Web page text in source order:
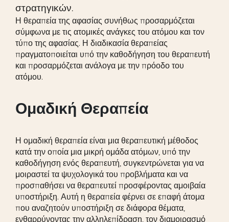
στρατηγικών.
Η θεραπεία της αφασίας συνήθως προσαρμόζεται
σύμφωνα με τις ατομικές ανάγκες του ατόμου και τον
τύπο της αφασίας. Η διαδικασία θεραπείας
πραγματοποιείται υπό την καθοδήγηση του θεραπευτή
και προσαρμόζεται ανάλογα με την πρόοδο του
ατόμου.
Ομαδική Θεραπεία
Η ομαδική θεραπεία είναι μια θεραπευτική μέθοδος
κατά την οποία μια μικρή ομάδα ατόμων, υπό την
καθοδήγηση ενός θεραπευτή, συγκεντρώνεται για να
μοιραστεί τα ψυχολογικά του προβλήματα και να
προσπαθήσει να θεραπευτεί προσφέροντας αμοιβαία
υποστήριξη. Αυτή η θεραπεία φέρνει σε επαφή άτομα
που αναζητούν υποστήριξη σε διάφορα θέματα,
ενθαρρύνοντας την αλληλεπίδραση, τον διαμοιρασμό